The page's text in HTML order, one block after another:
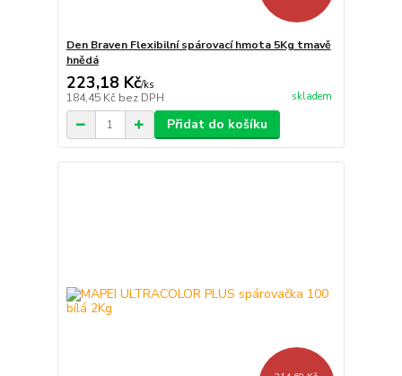
Den Braven Flexibilní spárovací hmota 5Kg tmavě
hnědá
223,18 Kč/ks
184,45 Kč bez DPH skladem
Přidat do košíku